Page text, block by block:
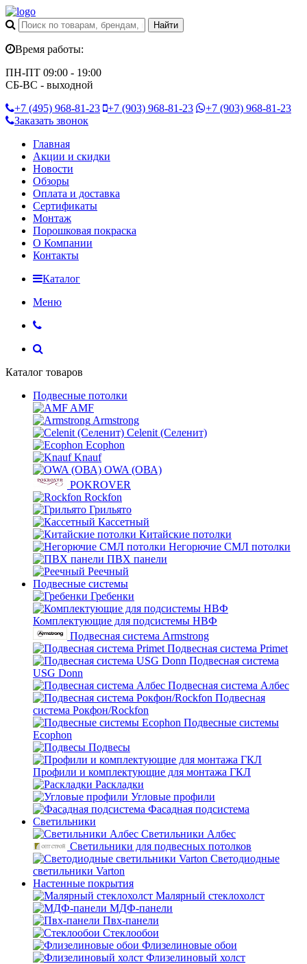
Время работы:
ПН-ПТ 09:00 - 19:00
СБ-ВС - выходной
+7 (495) 968-81-23 +7 (903) 968-81-23 +7 (903) 968-81-23
Заказать звонок
Главная
Акции и скидки
Новости
Обзоры
Оплата и доставка
Сертификаты
Монтаж
Порошковая покраска
О Компании
Контакты
Каталог
Меню
Каталог товаров
Подвесные потолки
AMF
Armstrong
Celenit (Селенит)
Ecophon
Knauf
OWA (ОВА)
POKROVER
Rockfon
Грильято
Кассетный
Китайские потолки
Негорючие СМЛ потолки
ПВХ панели
Реечный
Подвесные системы
Гребенки
Комплектующие для подсистемы НВФ
Подвесная система Armstrong
Подвесная система Primet
Подвесная система
USG Donn
Подвесная система Албес
Подвесная
система Рокфон/Rockfon
Подвесные системы
Ecophon
Подвесы
Профили и комплектующие для монтажа ГКЛ
Раскладки
Угловые профили
Фасадная подсистема
Светильники
Светильники Албес
Светильники для подвесных потолков
Светодиодные
светильники Varton
Настенные покрытия
Малярный стеклохолст
МДФ-панели
Пвх-панели
Стеклообои
Флизелиновые обои
Флизелиновый холст